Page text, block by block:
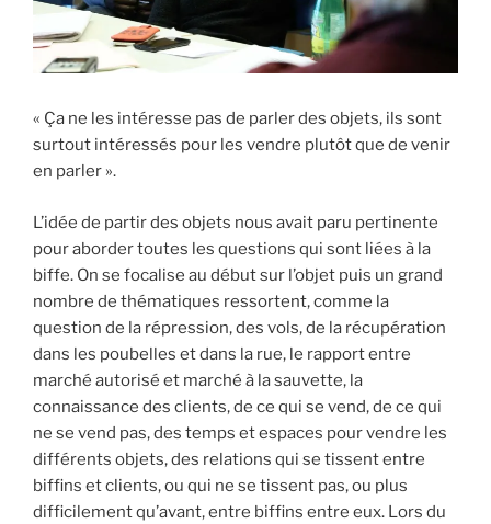
« Ça ne les intéresse pas de parler des objets, ils sont
surtout intéressés pour les vendre plutôt que de venir
en parler ».
L’idée de partir des objets nous avait paru pertinente
pour aborder toutes les questions qui sont liées à la
biffe. On se focalise au début sur l’objet puis un grand
nombre de thématiques ressortent, comme la
question de la répression, des vols, de la récupération
dans les poubelles et dans la rue, le rapport entre
marché autorisé et marché à la sauvette, la
connaissance des clients, de ce qui se vend, de ce qui
ne se vend pas, des temps et espaces pour vendre les
différents objets, des relations qui se tissent entre
biffins et clients, ou qui ne se tissent pas, ou plus
difficilement qu’avant, entre biffins entre eux. Lors du